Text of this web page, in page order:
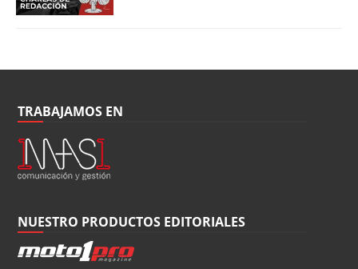
TRABAJAMOS EN
NUESTRO PRODUCTOS EDITORIALES